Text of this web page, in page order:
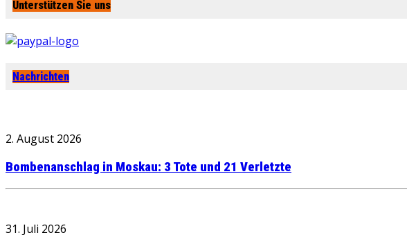
Unterstützen Sie uns
Nachrichten
2. August 2026
Bombenanschlag in Moskau: 3 Tote und 21 Verletzte
31. Juli 2026